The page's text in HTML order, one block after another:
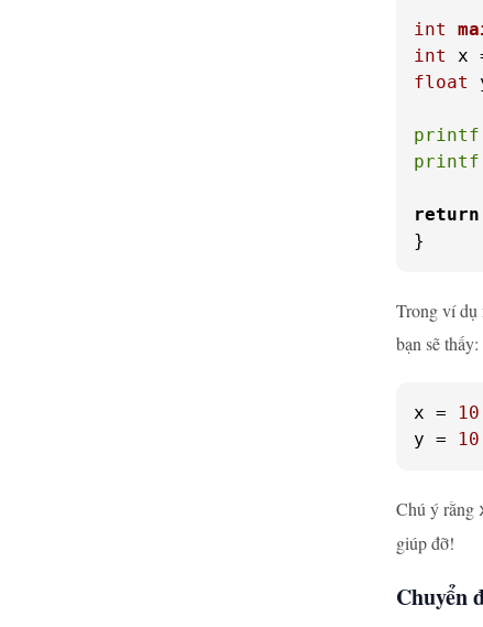
int
int
x
float
printf
printf
return
}
Trong ví dụ
bạn sẽ thấy:
x =
10
y =
Chú ý rằng
giúp đỡ!
Chuyển